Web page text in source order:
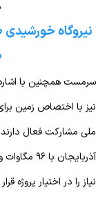
نیروگاه
سرمست همچنین با
نیز با اختصاص زمین
نیاز را در اختیار پروژه